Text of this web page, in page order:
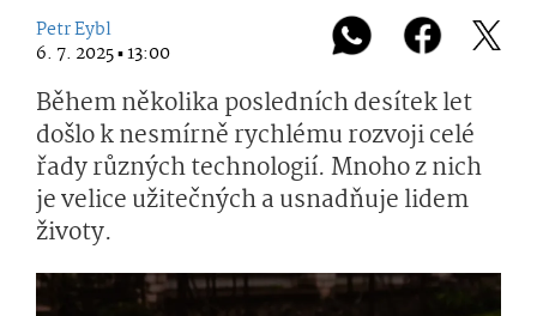
Petr Eybl
6. 7. 2025 ▪ 13:00
Během několika posledních desítek let
došlo k nesmírně rychlému rozvoji celé
řady různých technologií. Mnoho z nich
je velice užitečných a usnadňuje lidem
životy.